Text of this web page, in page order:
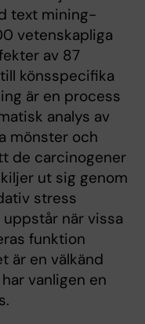
text mining-
vetenskapliga
av 87
könsspecifika
är en process
analys av
mönster och
de carcinogener
ut sig genom
stress
när vissa
funktion
är en välkänd
vanligen en